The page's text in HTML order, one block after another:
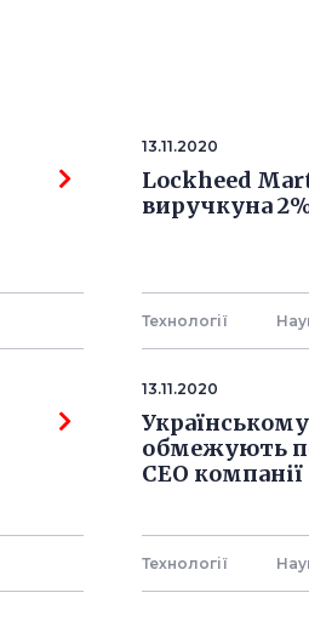
13.11.2020
Lockheed
виручкуна
Технології
13.11.2020
обмежують
СЕО компанії
Технології